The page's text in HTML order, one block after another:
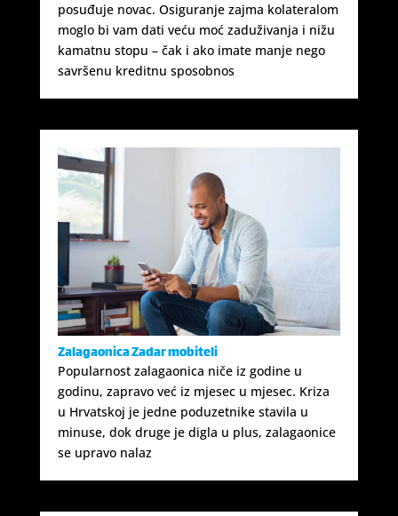
posuđuje novac. Osiguranje zajma kolateralom
moglo bi vam dati veću moć zaduživanja i nižu
kamatnu stopu – čak i ako imate manje nego
savršenu kreditnu sposobnos
Zalagaonica Zadar mobiteli
Popularnost zalagaonica niče iz godine u
godinu, zapravo već iz mjesec u mjesec. Kriza
u Hrvatskoj je jedne poduzetnike stavila u
minuse, dok druge je digla u plus, zalagaonice
se upravo nalaz